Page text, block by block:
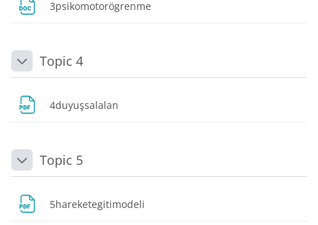
3psikomotorögrenme
DaraltTopic 4
4duyuşsalalan
DaraltTopic 5
5hareketegitimodeli